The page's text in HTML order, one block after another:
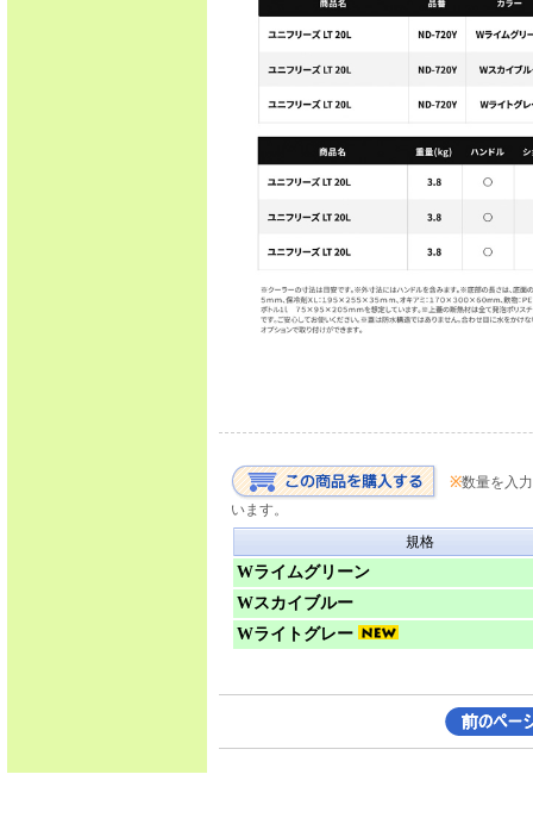
※数量を入
います。
規格
Wライムグリーン
Wスカイブルー
Wライトグレー